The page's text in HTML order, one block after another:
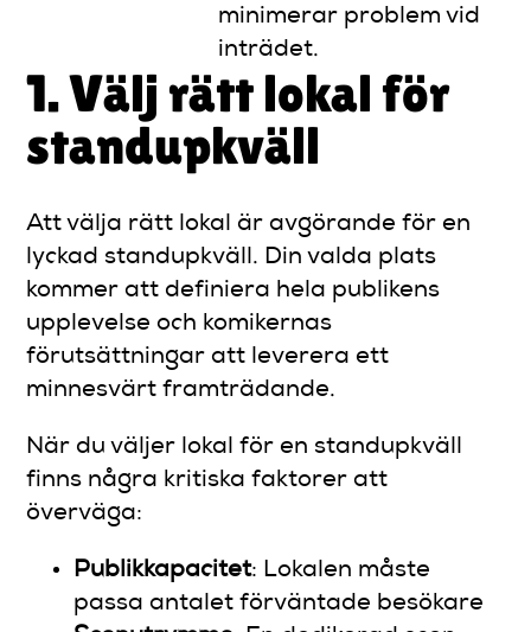
minimerar problem vid
inträdet.
1. Välj rätt lokal för
standupkväll
Att välja rätt lokal är avgörande för en
lyckad standupkväll. Din valda plats
kommer att definiera hela publikens
upplevelse och komikernas
förutsättningar att leverera ett
minnesvärt framträdande.
När du väljer lokal för en standupkväll
finns några kritiska faktorer att
överväga:
Publikkapacitet: Lokalen måste
passa antalet förväntade besökare